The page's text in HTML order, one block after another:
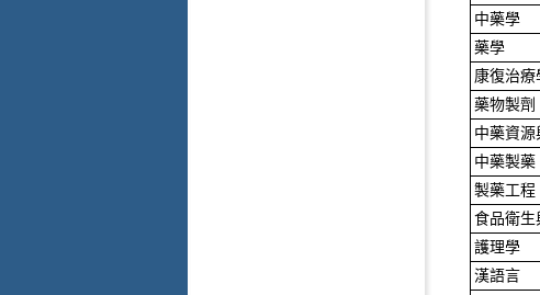
中藥學
藥學
康復治療
藥物製劑
中藥資源
中藥製藥
製藥工程
食品衛生
護理學
漢語言